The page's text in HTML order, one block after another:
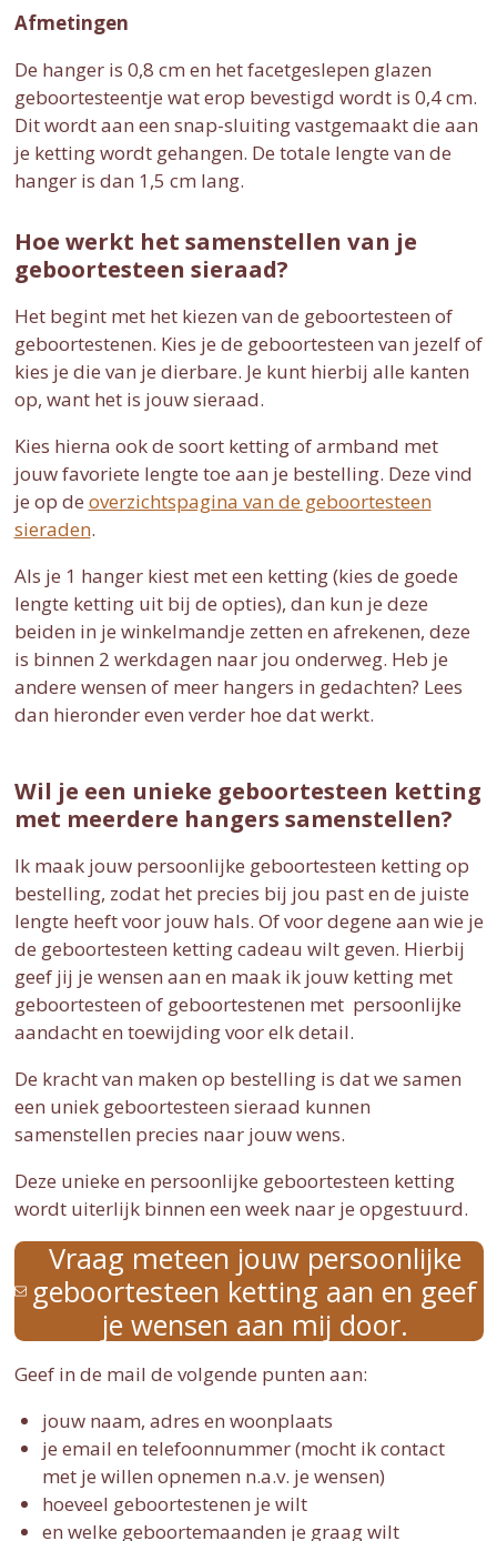
Afmetingen
De hanger is 0,8 cm en het facetgeslepen glazen
geboortesteentje wat erop bevestigd wordt is 0,4 cm.
Dit wordt aan een snap-sluiting vastgemaakt die aan
je ketting wordt gehangen. De totale lengte van de
hanger is dan 1,5 cm lang.
Hoe werkt het samenstellen van je
geboortesteen sieraad?
Het begint met het kiezen van de geboortesteen of
geboortestenen. Kies je de geboortesteen van jezelf of
kies je die van je dierbare. Je kunt hierbij alle kanten
op, want het is jouw sieraad.
Kies hierna ook de soort ketting of armband met
jouw favoriete lengte toe aan je bestelling. Deze vind
je op de overzichtspagina van de geboortesteen
sieraden.
Als je 1 hanger kiest met een ketting (kies de goede
lengte ketting uit bij de opties), dan kun je deze
beiden in je winkelmandje zetten en afrekenen, deze
is binnen 2 werkdagen naar jou onderweg. Heb je
andere wensen of meer hangers in gedachten? Lees
dan hieronder even verder hoe dat werkt.
Wil je een unieke geboortesteen ketting
met meerdere hangers samenstellen?
Ik maak jouw persoonlijke geboortesteen ketting op
bestelling, zodat het precies bij jou past en de juiste
lengte heeft voor jouw hals. Of voor degene aan wie je
de geboortesteen ketting cadeau wilt geven. Hierbij
geef jij je wensen aan en maak ik jouw ketting met
geboortesteen of geboortestenen met persoonlijke
aandacht en toewijding voor elk detail.
De kracht van maken op bestelling is dat we samen
een uniek geboortesteen sieraad kunnen
samenstellen precies naar jouw wens.
Deze unieke en persoonlijke geboortesteen ketting
wordt uiterlijk binnen een week naar je opgestuurd.
Vraag meteen jouw persoonlijke
geboortesteen ketting aan en geef
je wensen aan mij door.
Geef in de mail de volgende punten aan:
jouw naam, adres en woonplaats
je email en telefoonnummer (mocht ik contact
met je willen opnemen n.a.v. je wensen)
hoeveel geboortestenen je wilt
en welke geboortemaanden je graag wilt